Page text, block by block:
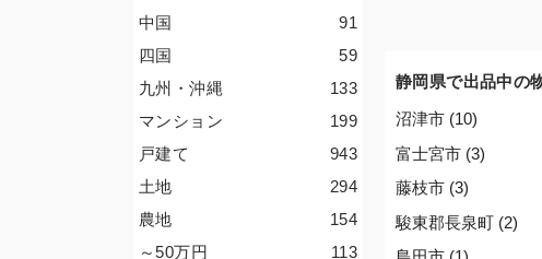
静岡県で出品中の
沼津市 (10)
富士宮市 (3)
藤枝市 (3)
駿東郡長泉町 (2)
91
中国
59
四国
133
九州・沖縄
199
マンション
943
戸建て
294
土地
154
農地
113
～50万円